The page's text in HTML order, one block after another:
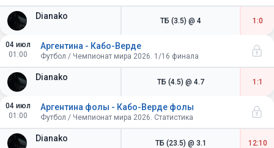
Dianako ТБ (3.5) @ 4 1:0
04 июл
01:00
Dianako
Аргентина - Кабо-Верде
Футбол / Чемпионат мира 2026. 1/16 финала
ТБ (4.5) @ 4.7 1:1
04 июл
01:00
Dianako
Аргентина фолы - Кабо-Верде фолы
Футбол / Чемпионат мира 2026. Статистика
ТБ (23.5) @ 3.1 12:10